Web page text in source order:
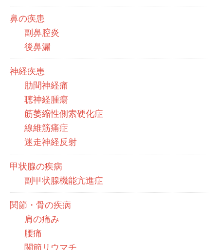
鼻の疾患
副鼻腔炎
後鼻漏
神経疾患
肋間神経痛
聴神経腫瘍
筋萎縮性側索硬化症
線維筋痛症
迷走神経反射
甲状腺の疾病
副甲状腺機能亢進症
関節・骨の疾病
肩の痛み
腰痛
関節リウマチ